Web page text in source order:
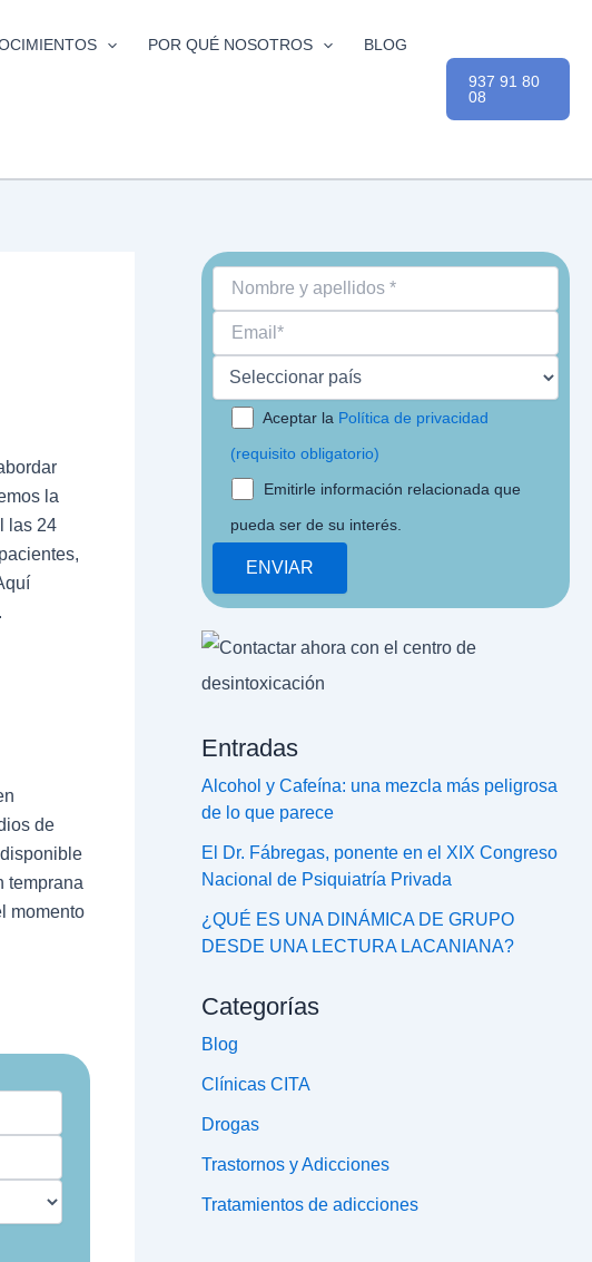
POR QUÉ NOSOTROS BLOG
937 91 80
08
la
las 24
de
temprana
momento
Aceptar la Política de privacidad
(requisito obligatorio)
Emitirle información relacionada que
pueda ser de su interés.
Entradas
Alcohol y Cafeína: una mezcla más peligrosa
de lo que parece
El Dr. Fábregas, ponente en el XIX Congreso
Nacional de Psiquiatría Privada
¿QUÉ ES UNA DINÁMICA DE GRUPO
DESDE UNA LECTURA LACANIANA?
Categorías
Blog
Clínicas CITA
Drogas
Trastornos y Adicciones
Tratamientos de adicciones